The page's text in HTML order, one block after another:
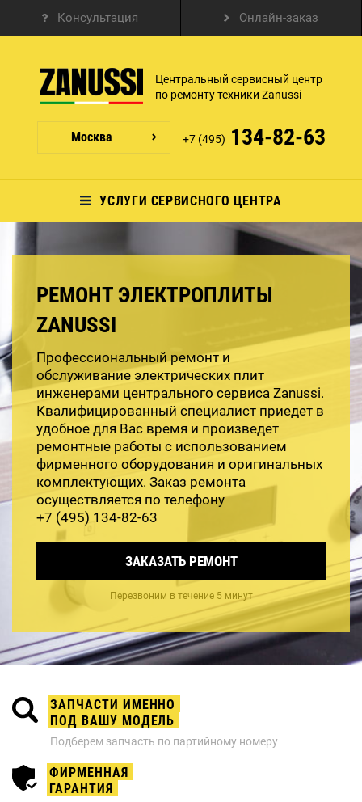
Консультация Онлайн-заказ
Центральный сервисный центр
по ремонту техники Zanussi
Москва +7 (495) 134-82-63
УСЛУГИ СЕРВИСНОГО ЦЕНТРА
РЕМОНТ ЭЛЕКТРОПЛИТЫ
ZANUSSI
Профессиональный ремонт и
обслуживание электрических плит
инженерами центрального сервиса Zanussi.
Квалифицированный специалист приедет в
удобное для Вас время и произведет
ремонтные работы с использованием
фирменного оборудования и оригинальных
комплектующих. Заказ ремонта
осуществляется по телефону
+7 (495) 134-82-63
ЗАКАЗАТЬ РЕМОНТ
Перезвоним в течение 5 минут
ЗАПЧАСТИ ИМЕННО
ПОД ВАШУ МОДЕЛЬ
Подберем запчасть по партийному номеру
ФИРМЕННАЯ
ГАРАНТИЯ